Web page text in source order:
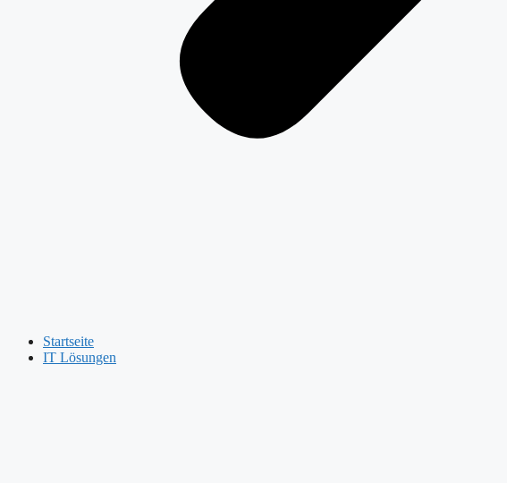
Startseite
IT Lösungen